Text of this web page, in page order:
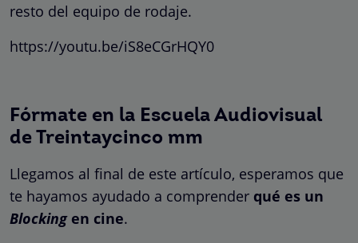
resto del equipo de rodaje.
https://youtu.be/iS8eCGrHQY0
Fórmate en la Escuela Audiovisual
de Treintaycinco mm
Llegamos al final de este artículo, esperamos que
te hayamos ayudado a comprender qué es un
Blockingen cine.